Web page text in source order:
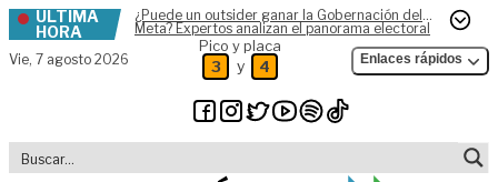
Skip to content
ÚLTIMA
HORA
¿Puede un outsider ganar la Gobernación del
Meta? Expertos analizan el panorama electoral
Vie, 7 agosto 2026
Pico y placa
3 y 4 Enlaces rápidos